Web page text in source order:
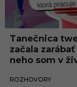
t
a
n
e
Tanečnica
začala
neho som v
ROZHOVORY